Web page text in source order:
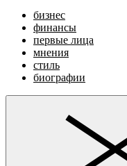
бизнес
финансы
первые лица
мнения
стиль
биографии